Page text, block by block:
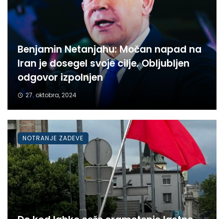
Benjamin Netanjahu: Močan napad na
Iran je dosegel svoje cilje. Obljubljen
odgovor izpolnjen
27. oktobra, 2024
NOTRANJE ZADEVE